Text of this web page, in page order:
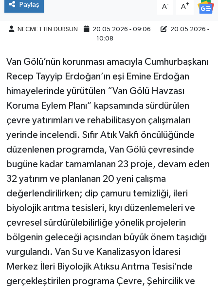
Paylaş A- A+
NECMETTİN DURSUN 20.05.2026 - 09:06
20.05.2026 -
10:08
Van Gölü’nün korunması amacıyla Cumhurbaşkanı
Recep Tayyip Erdoğan’ın eşi Emine Erdoğan
himayelerinde yürütülen “Van Gölü Havzası
Koruma Eylem Planı” kapsamında sürdürülen
çevre yatırımları ve rehabilitasyon çalışmaları
yerinde incelendi. Sıfır Atık Vakfı öncülüğünde
düzenlenen programda, Van Gölü çevresinde
bugüne kadar tamamlanan 23 proje, devam eden
32 yatırım ve planlanan 20 yeni çalışma
değerlendirilirken; dip çamuru temizliği, ileri
biyolojik arıtma tesisleri, kıyı düzenlemeleri ve
çevresel sürdürülebilirliğe yönelik projelerin
bölgenin geleceği açısından büyük önem taşıdığı
vurgulandı. Van Su ve Kanalizasyon İdaresi
Merkez İleri Biyolojik Atıksu Arıtma Tesisi’nde
gerçekleştirilen programa Çevre, Şehircilik ve